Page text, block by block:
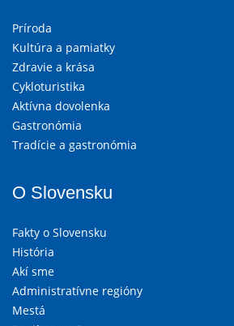
Príroda
Kultúra a pamiatky
Zdravie a krása
Cykloturistika
Aktívna dovolenka
Gastronómia
Tradície a gastronómia
O Slovensku
Fakty o Slovensku
História
Akí sme
Administratívne regióny
Mestá